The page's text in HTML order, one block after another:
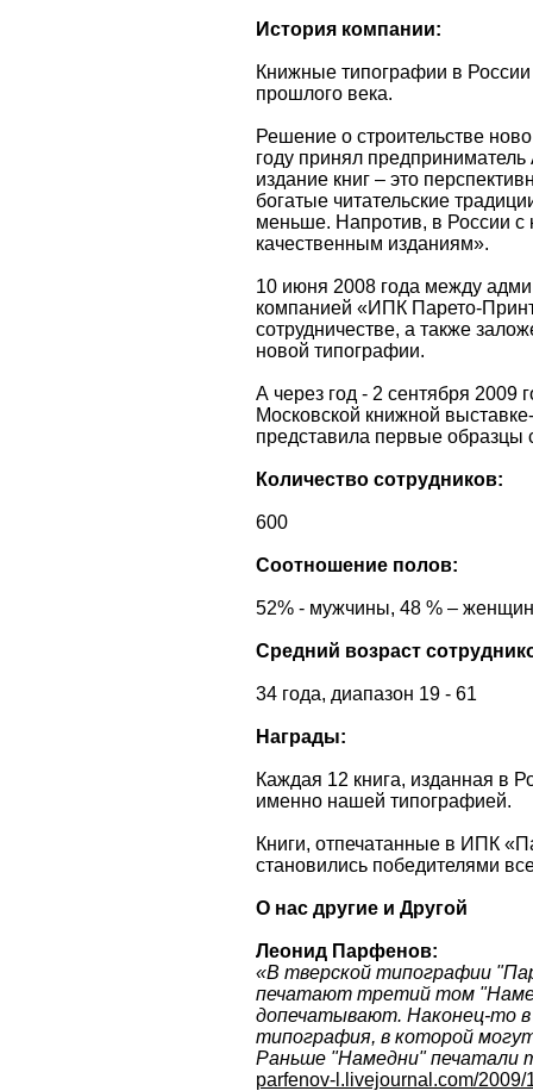
История компании:
Книжные типографии в России
прошлого века.
Решение о строительстве
году принял
издание книг – это
богатые читательские
меньше. Напротив, в России с
качественным изданиям».
10 июня 2008 года между
компанией «ИПК Парето-
сотрудничестве, а также
новой типографии.
А через год - 2 сентября 2009
Московской книжной
представила первые образцы
Количество сотрудников:
600
Соотношение полов:
52% - мужчины, 48 % –
Средний возраст
34 года, диапазон 19 - 61
Награды:
Каждая 12 книга, изданная в
именно нашей типографией.
Книги, отпечатанные в ИПК
становились победителями
О нас другие и Другой
Леонид Парфенов:
«В тверской типографии
печатают третий том
допечатывают. Наконец-то
типография, в которой
Раньше "Намедни" печатали
parfenov-l.livejournal.com/2009/